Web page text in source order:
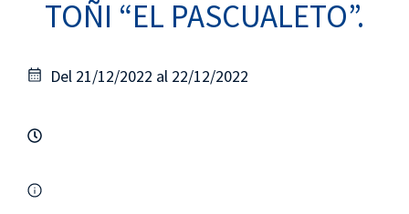
TOÑI “EL PASCUALETO”.
Del 21/12/2022 al 22/12/2022